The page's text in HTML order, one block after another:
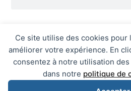
Ce site utilise des cookies
améliorer votre expérience. En
consentez à notre utilisation
dans notre politique de
Mentions Légales
Mairie d'Écrainville © 2026 Tous